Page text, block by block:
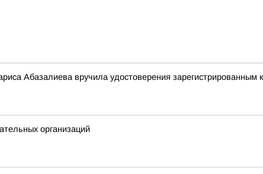
Абазалиева вручила удостоверения
организаций